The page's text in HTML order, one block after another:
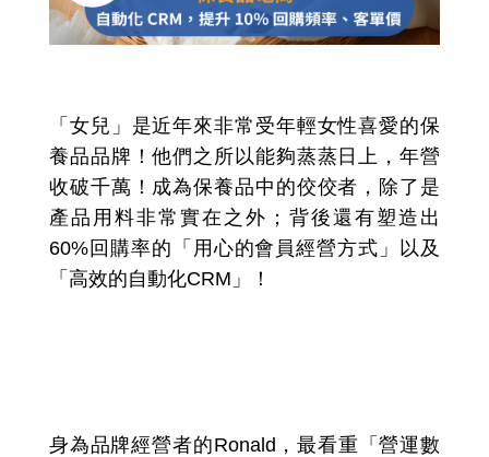
「女兒」是近年來非常受年輕女性喜愛的保
養品品牌！他們之所以能夠蒸蒸日上，年營
收破千萬！成為保養品中的佼佼者，除了是
產品用料非常實在之外；背後還有塑造出
60%回購率的「用心的會員經營方式」以及
「高效的自動化CRM」！
身為品牌經營者的Ronald，最看重「營運數